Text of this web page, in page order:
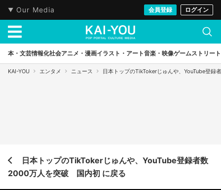
Our Media 会員登録 ログイン
本・文芸情報化社会アニメ・漫画イラスト・アート音楽・映像ゲームストリート
KAI-YOU エンタメ ニュース 日本トップのTikTokerじゅんや、YouTube登
日本トップのTikTokerじゅんや、YouTube登録者数
2000万人を突破 国内初 に戻る